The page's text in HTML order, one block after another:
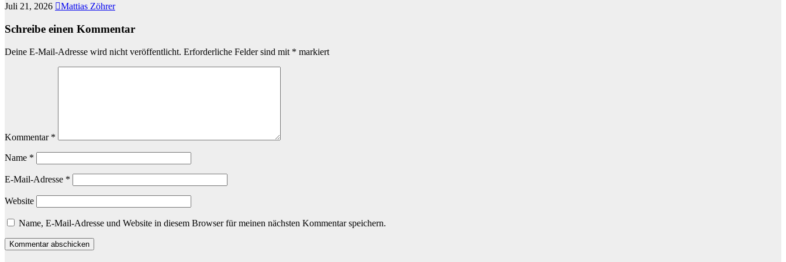
Juli 21, 2026 Mattias Zöhrer
Schreibe einen Kommentar
Deine E-Mail-Adresse wird nicht veröffentlicht. Erforderliche Felder sind mit * markiert
Kommentar *
Name *
E-Mail-Adresse *
Website
Name, E-Mail-Adresse und Website in diesem Browser für meinen nächsten Kommentar speichern.